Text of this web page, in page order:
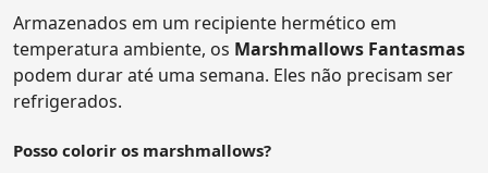
Armazenados em um recipiente hermético em
temperatura ambiente, os Marshmallows Fantasmas
podem durar até uma semana. Eles não precisam ser
refrigerados.
Posso colorir os marshmallows?